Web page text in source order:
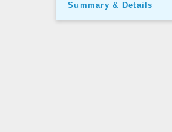
Summary & Details